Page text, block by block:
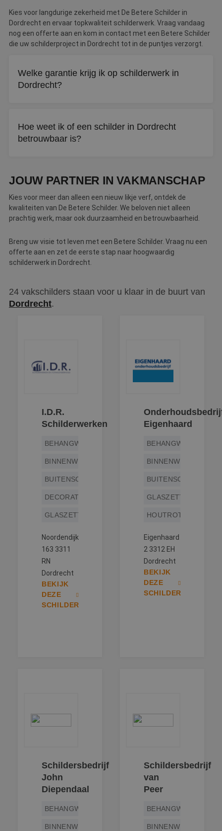
Kies voor langdurige zekerheid met De Betere Schilder in
Dordrecht en ervaar topkwaliteit schilderwerk. Vraag vandaag
nog een offerte aan en kom in contact met een Betere Schilder
die uw schilderproject in Dordrecht tot in de puntjes verzorgt.
Welke garantie krijg ik op schilderwerk in
Dordrecht?
binnenschilderwerk.
Hoe weet ik of een schilder in Dordrecht
betrouwbaar is?
als u niet tevreden bent.
JOUW PARTNER IN VAKMANSCHAP
Kies voor meer dan alleen een nieuw likje verf, ontdek de
kwaliteiten van De Betere Schilder. We beloven niet alleen
prachtig werk, maar ook duurzaamheid en betrouwbaarheid.
Breng uw visie tot leven met een Betere Schilder. Vraag nu een
offerte aan en zet de eerste stap naar hoogwaardig
schilderwerk in Dordrecht.
24 vakschilders staan voor u klaar in de buurt van
Dordrecht.
I.D.R.
Schilderwerken
BEHANGWERK
BINNENWERK
BUITENSCHILDERWERK
DECORATIESCHILDERWERK
GLASZETTEN
Noordendijk
163 3311
RN
Dordrecht
BEKIJK
DEZE
SCHILDER
Eigenhaard
BEHANGWERK
BINNENWERK
GLASZETTEN
HOUTROTREPARATIE
Eigenhaard
2 3312 EH
Dordrecht
BEKIJK
DEZE
SCHILDER
Schildersbedrijf
John
Diependaal
BEHANGWERK
BINNENWERK
Schildersbedrijf
van
Peer
BEHANGWERK
BINNENWERK